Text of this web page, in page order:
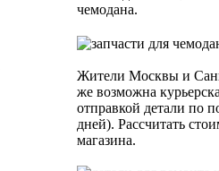
чемодана.
Жители Москвы и
же возможна
отправкой детали по
дней). Рассчитать
магазина.